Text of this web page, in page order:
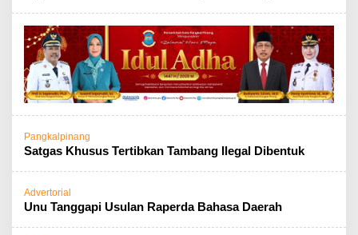
Pangkalpinang
Satgas Khusus Tertibkan Tambang Ilegal Dibentuk
Advertorial
Unu Tanggapi Usulan Raperda Bahasa Daerah